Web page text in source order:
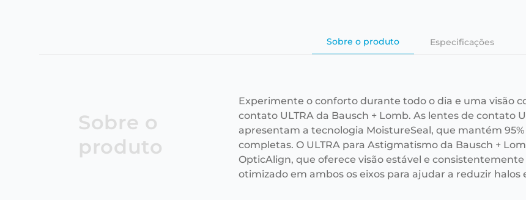
Sobre o produto Especificações
Sobre o
produto
Experimente o conforto durante todo o dia e uma visão
contato ULTRA da Bausch + Lomb. As lentes de contato
apresentam a tecnologia MoistureSeal, que mantém
completas. O ULTRA para Astigmatismo da Bausch +
OpticAlign, que oferece visão estável e
otimizado em ambos os eixos para ajudar a reduzir halos